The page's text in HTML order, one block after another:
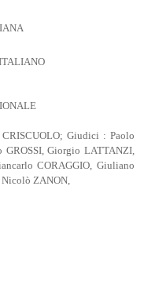
Giudici : Paolo
GROSSI, Giorgio LATTANZI,
CORAGGIO, Giuliano
Nicolò ZANON,